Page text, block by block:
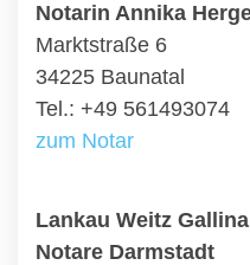
Notarin Annika
Marktstraße 6
34225 Baunatal
Tel.: +49 561493074
zum Notar
Lankau Weitz
Notare Darmstadt